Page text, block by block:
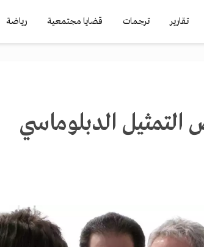
تقارير ترجمات قضايا مجتمعية رياضة
التمثيل الدبلوماسي